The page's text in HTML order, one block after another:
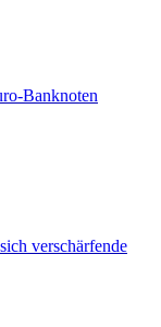
Banknoten
verschärfende